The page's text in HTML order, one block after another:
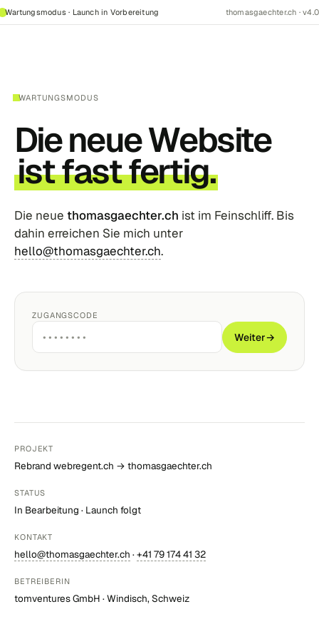
Wartungsmodus · Launch in Vorbereitung thomasgaechter.ch · v4.0
WARTUNGSMODUS
Die neue Website
ist fast fertig.
Die neue thomasgaechter.ch ist im Feinschliff. Bis
dahin erreichen Sie mich unter
hello@thomasgaechter.ch.
ZUGANGSCODE
Weiter→
PROJEKT
Rebrand webregent.ch → thomasgaechter.ch
STATUS
In Bearbeitung · Launch folgt
KONTAKT
hello@thomasgaechter.ch ·+41 79 174 41 32
BETREIBERIN
tomventures GmbH · Windisch, Schweiz